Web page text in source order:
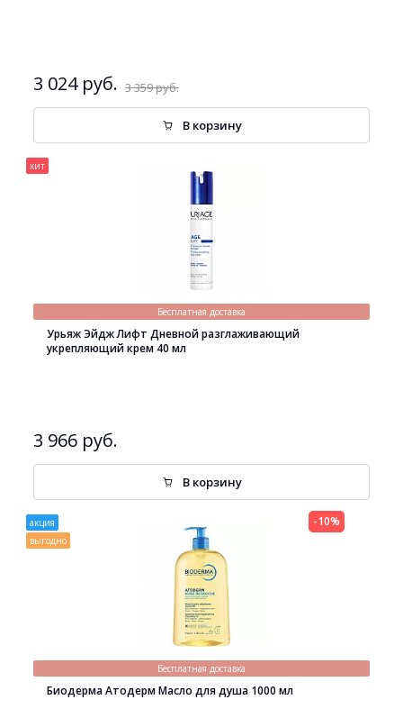
3 024 руб. 3 359 руб.
В корзину
хит
Бесплатная доставка
Урьяж Эйдж Лифт Дневной разглаживающий
укрепляющий крем 40 мл
3 966 руб.
В корзину
акция
выгодно
Бесплатная доставка
Биодерма Атодерм Масло для душа 1000 мл
-10%